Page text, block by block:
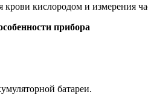
кислородом и измерения
прибора
батареи.